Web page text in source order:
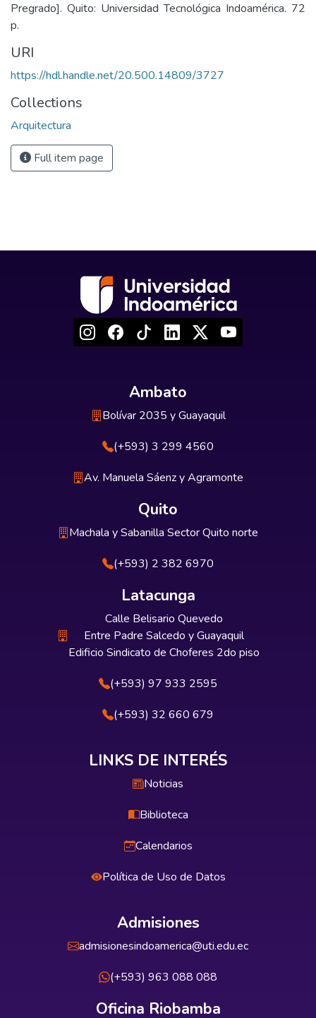
Pregrado]. Quito: Universidad Tecnológica Indoamérica. 72
p.
URI
https://hdl.handle.net/20.500.14809/3727
Collections
Arquitectura
Full item page
Ambato
Bolívar 2035 y Guayaquil
(+593) 3 299 4560
Av. Manuela Sáenz y Agramonte
Quito
Machala y Sabanilla Sector Quito norte
(+593) 2 382 6970
Latacunga
Calle Belisario Quevedo
Entre Padre Salcedo y Guayaquil
Edificio Sindicato de Choferes 2do piso
(+593) 97 933 2595
(+593) 32 660 679
LINKS DE INTERÉS
Noticias
Biblioteca
Calendarios
Política de Uso de Datos
Admisiones
admisionesindoamerica@uti.edu.ec
(+593) 963 088 088
Oficina Riobamba